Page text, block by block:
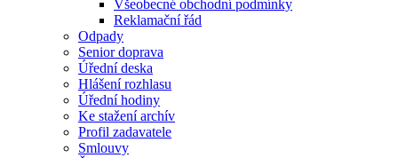
Všeobecné obchodní podmínky
Reklamační řád
Odpady
Senior doprava
Úřední deska
Hlášení rozhlasu
Úřední hodiny
Ke stažení archív
Profil zadavatele
Smlouvy